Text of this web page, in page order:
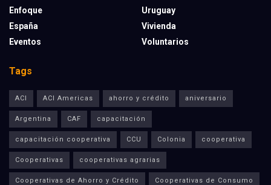
Enfoque
España
Eventos
Uruguay
Vivienda
Voluntarios
Tags
ACI ACI Americas ahorro y crédito aniversario
Argentina CAF capacitación
capacitación cooperativa CCU Colonia cooperativa
Cooperativas cooperativas agrarias
Cooperativas de Ahorro y Crédito Cooperativas de Consumo